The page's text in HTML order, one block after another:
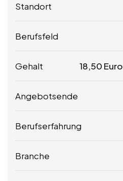
Standort
Berufsfeld
Gehalt 18,50 Euro
Angebotsende
Berufserfahrung
Branche